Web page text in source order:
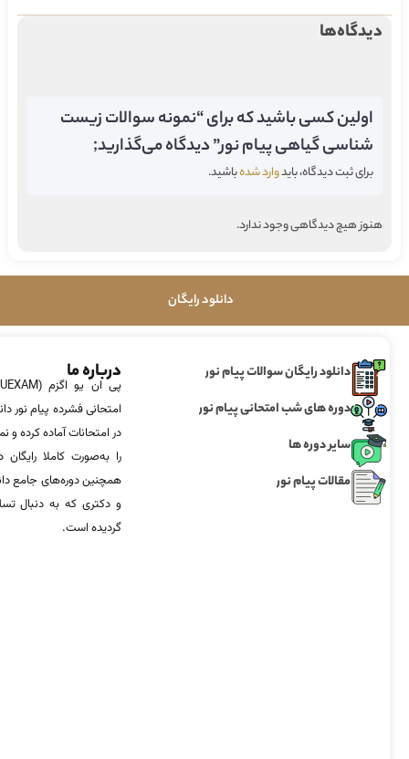
دیدگاه‌ها
اولین کسی باشید که برای “نمونه سوالات زیست
شناسی گیاهی پیام نور” دیدگاه می‌گذارید;
برای ثبت دیدگاه، بایدوارد شدهباشید.
هنوز هیچ دیدگاهی وجود ندارد.
دانلود رایگان
دانلود رایگان سوالات پیام نور
دوره های شب امتحانی پیام نور
سایر دوره ها
مقالات پیام نور
درباره ما
امتحانی فشرده پیام نور
در امتحانات آماده‌ کرده
را به‌صورت کاملا
همچنین دوره‌های جامع
و دکتری که به دنبال
گردیده است.